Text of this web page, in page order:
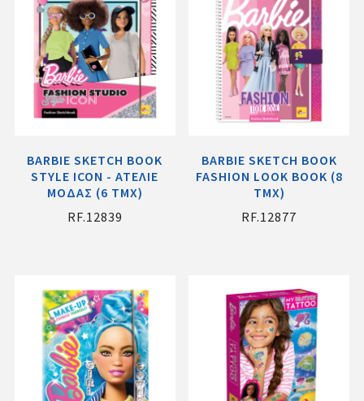
BARBIE SKETCH BOOK
STYLE ICON - ΑΤΕΛΙΕ
ΜΟΔΑΣ (6 ΤΜΧ)
RF.12839
BARBIE SKETCH BOOK
FASHION LOOK BOOK (8
ΤΜΧ)
RF.12877